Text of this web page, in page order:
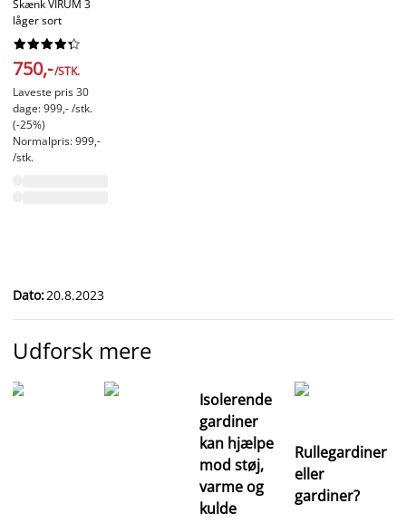
Skænk VIRUM 3
låger sort






750,-/STK.
Laveste pris 30
dage: 999,- /stk.
(-25%)
Normalpris: 999,-
/stk.
Dato:20.8.2023
Udforsk mere
Isolerende
gardiner
kan hjælpe
mod støj,
varme og
kulde
Rullegardiner
eller
gardiner?